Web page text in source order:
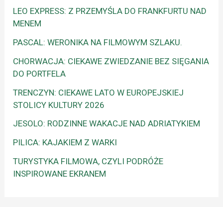
LEO EXPRESS: Z PRZEMYŚLA DO FRANKFURTU NAD
MENEM
PASCAL: WERONIKA NA FILMOWYM SZLAKU.
CHORWACJA: CIEKAWE ZWIEDZANIE BEZ SIĘGANIA
DO PORTFELA
TRENCZYN: CIEKAWE LATO W EUROPEJSKIEJ
STOLICY KULTURY 2026
JESOLO: RODZINNE WAKACJE NAD ADRIATYKIEM
PILICA: KAJAKIEM Z WARKI
TURYSTYKA FILMOWA, CZYLI PODRÓŻE
INSPIROWANE EKRANEM